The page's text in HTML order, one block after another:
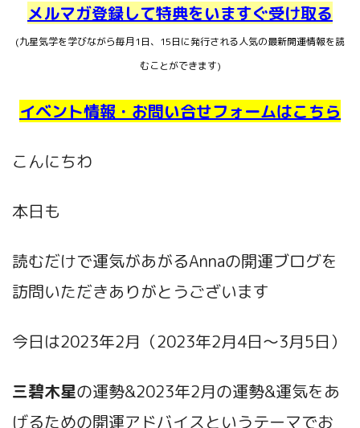
メルマガ登録して特典をいますぐ受け取る
(九星気学を学びながら毎月1日、15日に発行される人気の最新開運情報を読
むことができます)
イベント情報・お問い合せフォームはこちら
こんにちわ
本日も
読むだけで運気があがるAnnaの開運ブログを
訪問いただきありがとうございます
今日は2023年2月 （2023年2月4日～3月5日）
三碧木星の運勢&2023年2月の運勢&運気をあ
げるための開運アドバイスというテーマでお